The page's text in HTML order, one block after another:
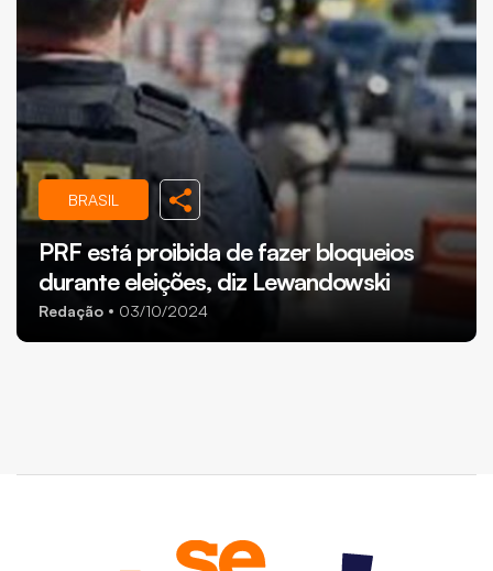
BRASIL
PRF está proibida de fazer bloqueios
durante eleições, diz Lewandowski
Redação 03/10/2024